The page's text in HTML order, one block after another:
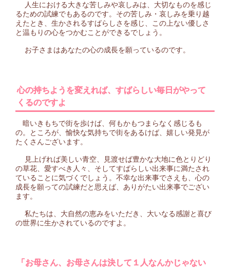
人生における大きな苦しみや哀しみは、大切なものを感じ
るための試練でもあるのです。その苦しみ・哀しみを乗り越
えたとき、生かされるすばらしさを感じ、この上ない優しさ
と温もりの心をつかむことができるでしょう。
お子さまはあなたの心の成長を願っているのです。
心の持ちようを変えれば、すばらしい毎日がやって
くるのですよ
暗いきもちで街を歩けば、何もかもつまらなく感じるも
の。ところが、愉快な気持ちで街をあるけば、嬉しい発見が
たくさんございます。
見上げれば美しい青空、見渡せば豊かな大地に色とりどり
の草花、愛すべき人々、そしてすばらしい出来事に満たされ
ていることに気づくでしょう。不幸な出来事でさえも、心の
成長を願っての試練だと思えば、ありがたい出来事でござい
ます。
私たちは、大自然の恵みをいただき、大いなる感謝と喜び
の世界に生かされているのですよ。
「お母さん、お母さんは決して１人なんかじゃない